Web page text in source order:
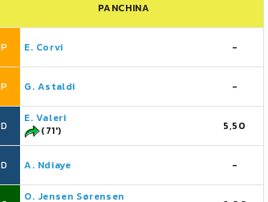
PANCHINA
P E. Corvi -
P G. Astaldi -
D
E. Valeri
(71')
5,50
D A. Ndiaye -
O. Jensen Sørensen